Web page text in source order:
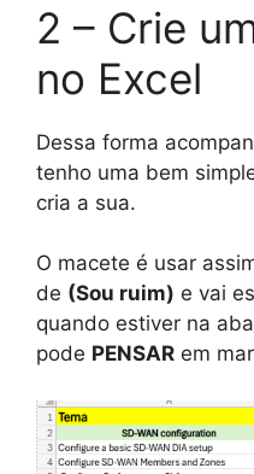
2 – Crie
no Excel
Dessa forma
tenho uma bem
cria a sua.
O macete é usar
de (Sou ruim) e vai
quando estiver na
pode PENSAR em